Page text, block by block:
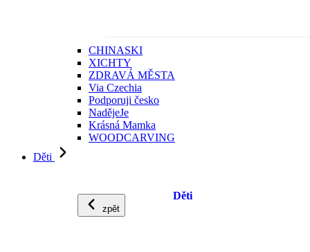
CHINASKI
XICHTY
ZDRAVÁ MĚSTA
Via Czechia
Podporuji česko
NadějeJe
Krásná Mamka
WOODCARVING
Děti
zpět
Děti